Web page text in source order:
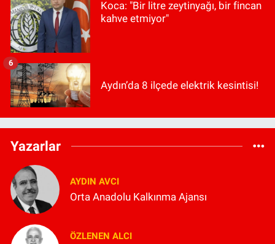
Koca: "Bir litre zeytinyağı, bir fincan
kahve etmiyor"
Aydın’da 8 ilçede elektrik kesintisi!
6
Yazarlar
AYDIN AVCI
Orta Anadolu Kalkınma Ajansı
ÖZLENEN ALCI